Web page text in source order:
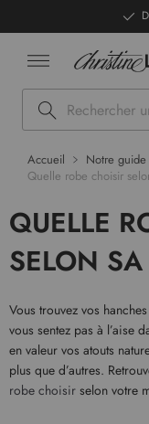
Rechercher
Accueil
Notre
Quelle robe choisir
QUELLE
SELON
Vous trouvez vos
vous sentez pas à l’aise
en valeur vos atouts
plus que d’autres.
robe choisir selon votre